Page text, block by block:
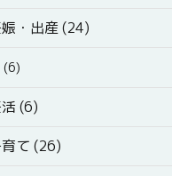
・出産 (24)
(6)
(6)
て (26)